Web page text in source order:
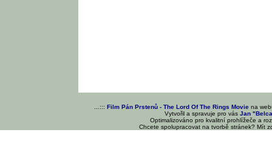
...::: Film Pán Prstenů - The Lord Of The Rings Movie na
Vytvořil a spravuje pro vásJan
Optimalizováno pro kvalitní prohlížeče a
Chcete spolupracovat na tvorbě stránek? Mít